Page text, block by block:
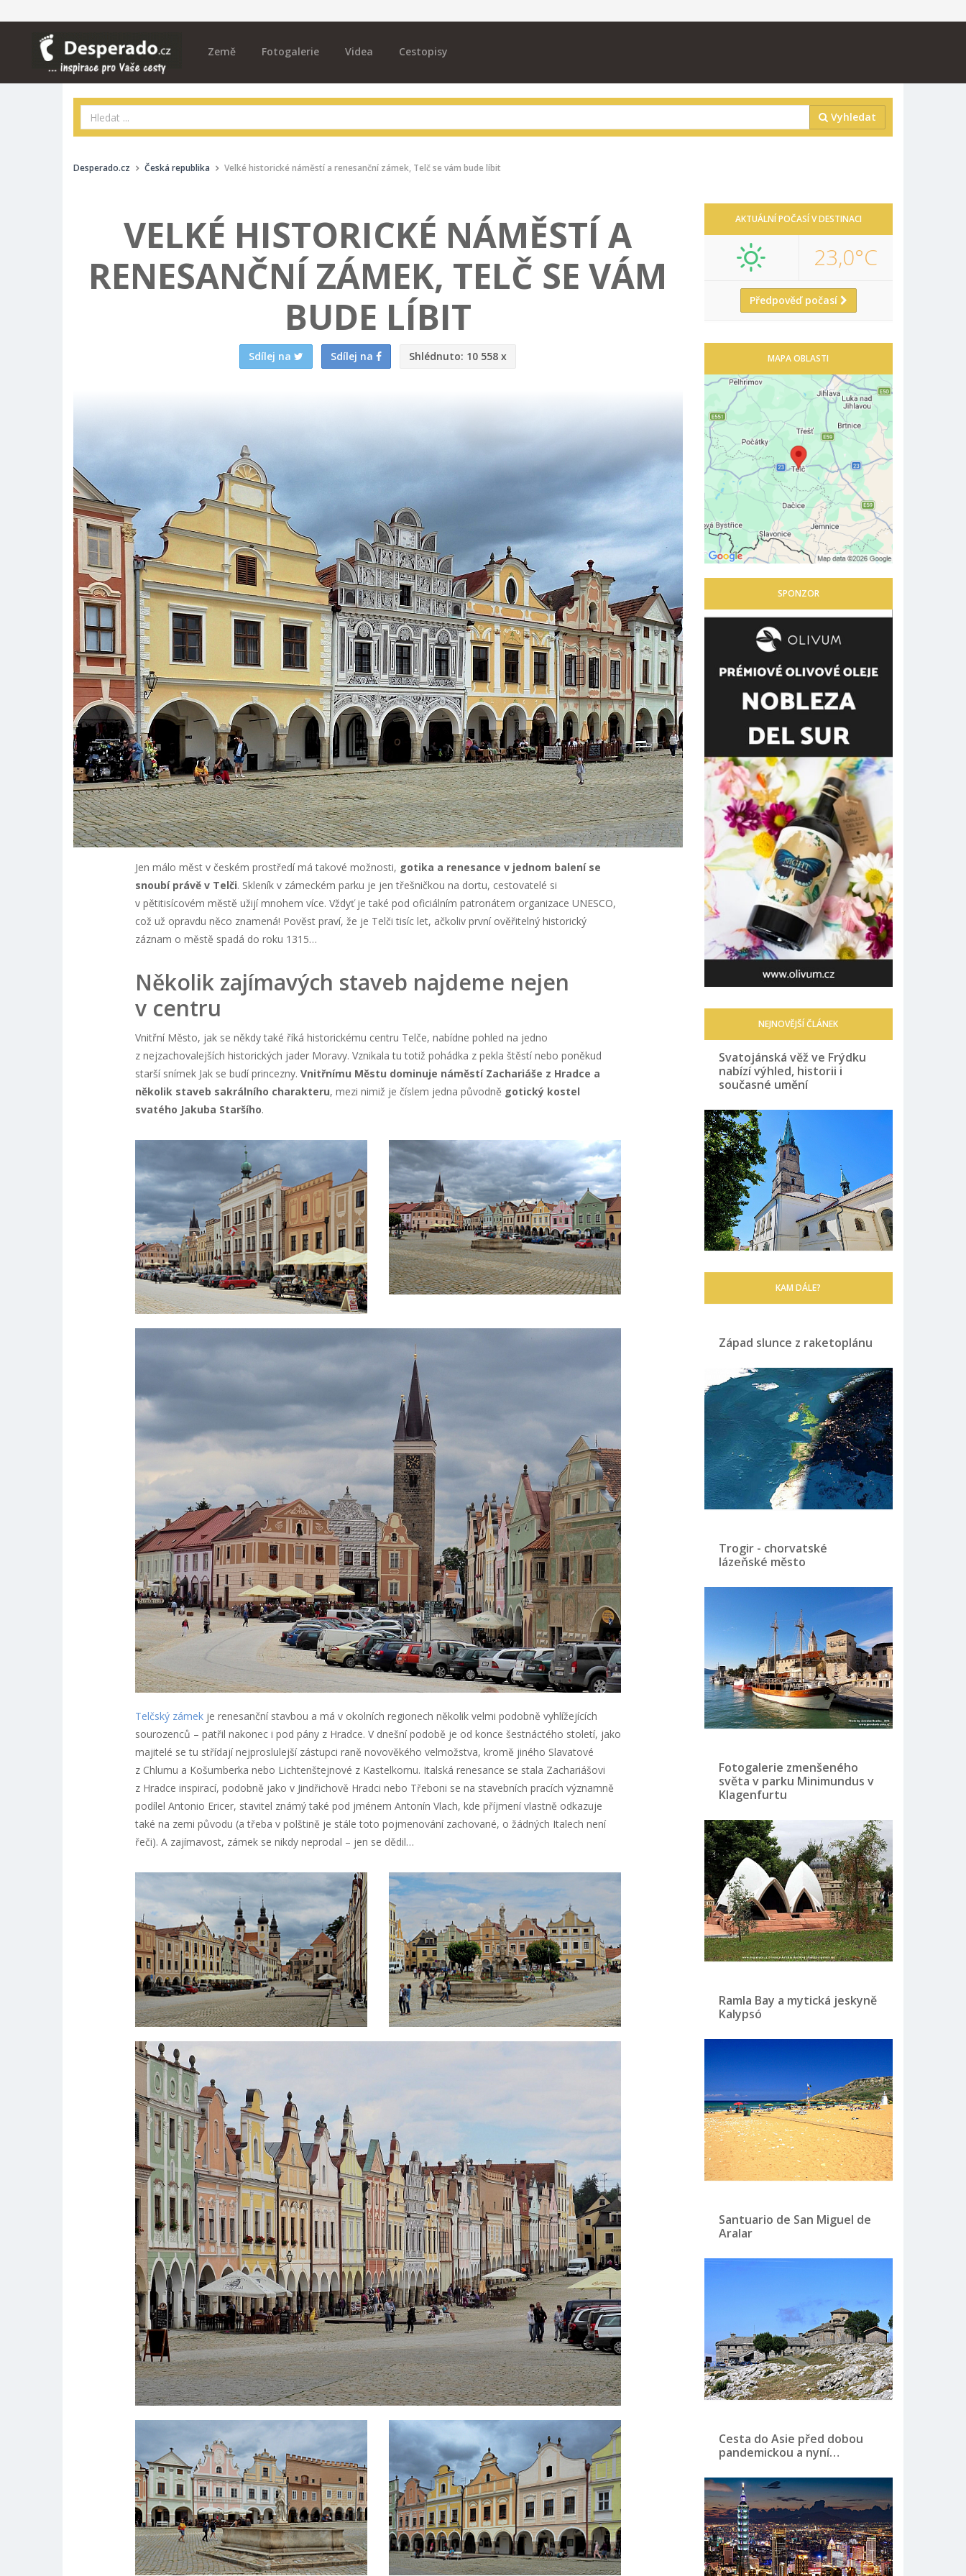
Země Fotogalerie Videa Cestopisy
Vyhledat
Desperado.cz Česká republika Velké historické náměstí a renesanční zámek, Telč se vám bude líbit
VELKÉ HISTORICKÉ NÁMĚSTÍ A
RENESANČNÍ ZÁMEK, TELČ SE VÁM
BUDE LÍBIT
Sdílej na Sdílej na Shlédnuto: 10 558 x
Jen málo měst v českém prostředí má takové možnosti, gotika a renesance v jednom balení se
snoubí právě v Telči. Skleník v zámeckém parku je jen třešničkou na dortu, cestovatelé si
v pětitisícovém městě užijí mnohem více. Vždyť je také pod oficiálním patronátem organizace UNESCO,
což už opravdu něco znamená! Pověst praví, že je Telči tisíc let, ačkoliv první ověřitelný historický
záznam o městě spadá do roku 1315…
Několik zajímavých staveb najdeme nejen
v centru
Vnitřní Město, jak se někdy také říká historickému centru Telče, nabídne pohled na jedno
z nejzachovalejších historických jader Moravy. Vznikala tu totiž pohádka z pekla štěstí nebo poněkud
starší snímek Jak se budí princezny. Vnitřnímu Městu dominuje náměstí Zachariáše z Hradce a
několik staveb sakrálního charakteru, mezi nimiž je číslem jedna původně gotický kostel
svatého Jakuba Staršího.
Telčský zámekje renesanční stavbou a má v okolních regionech několik velmi podobně vyhlížejících
sourozenců – patřil nakonec i pod pány z Hradce. V dnešní podobě je od konce šestnáctého století, jako
majitelé se tu střídají nejproslulejší zástupci raně novověkého velmožstva, kromě jiného Slavatové
z Chlumu a Košumberka nebo Lichtenštejnové z Kastelkornu. Italská renesance se stala Zachariášovi
z Hradce inspirací, podobně jako v Jindřichově Hradci nebo Třeboni se na stavebních pracích významně
podílel Antonio Ericer, stavitel známý také pod jménem Antonín Vlach, kde příjmení vlastně odkazuje
také na zemi původu (a třeba v polštině je stále toto pojmenování zachované, o žádných Italech není
řeči). A zajímavost, zámek se nikdy neprodal – jen se dědil…
AKTUÁLNÍ POČASÍ V DESTINACI
23,0°C
Předpověď počasí
MAPA OBLASTI
SPONZOR
NEJNOVĚJŠÍ ČLÁNEK
Svatojánská věž ve Frýdku
nabízí výhled, historii i
současné umění
KAM DÁLE?
Západ slunce z raketoplánu
Trogir - chorvatské
lázeňské město
Fotogalerie zmenšeného
světa v parku Minimundus v
Klagenfurtu
Ramla Bay a mytická jeskyně
Kalypsó
Santuario de San Miguel de
Aralar
Cesta do Asie před dobou
pandemickou a nyní…